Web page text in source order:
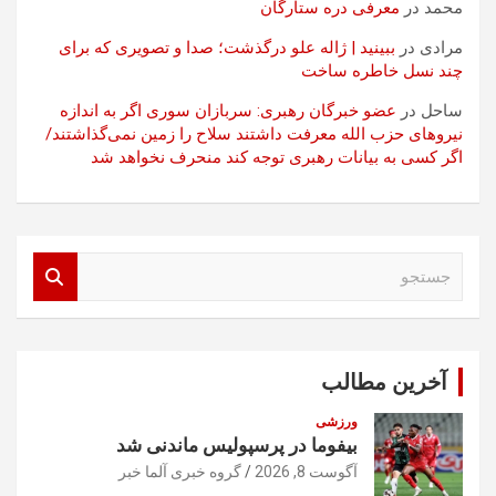
محمد در معرفی دره ستارگان
مرادی در ببینید | ژاله علو درگذشت؛ صدا و تصویری که برای
چند نسل خاطره ساخت
ساحل در عضو خبرگان رهبری: سربازان سوری اگر به اندازه
نیروهای حزب الله معرفت داشتند سلاح را زمین نمی‌گذاشتند/
اگر کسی به بیانات رهبری توجه کند منحرف نخواهد شد
آخرین مطالب
ورزشی
بیفوما در پرسپولیس ماندنی شد
آگوست 8, 2026 گروه خبری آلما خبر